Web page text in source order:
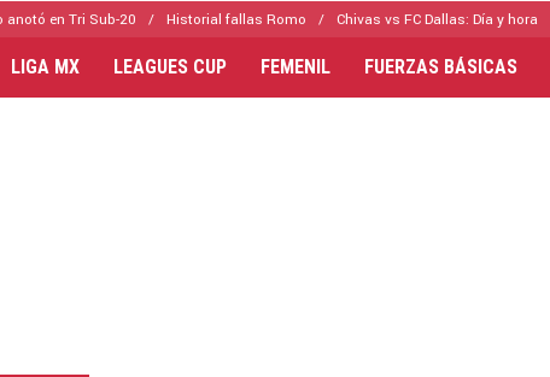
anotó en Tri Sub-20 Historial fallas Romo Chivas vs FC Dallas: Día y hora
LIGA MX LEAGUES CUP FEMENIL FUERZAS BÁSICAS